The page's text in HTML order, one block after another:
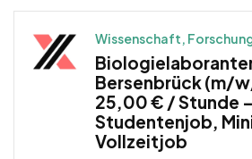
Wissenschaft,
Bersenbrück (m/
25,00 € / Stunde –
Studentenjob,
Vollzeitjob